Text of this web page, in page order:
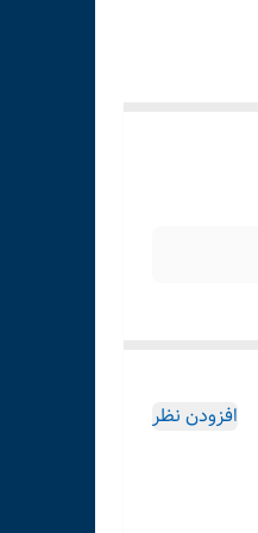
افزودن نظر